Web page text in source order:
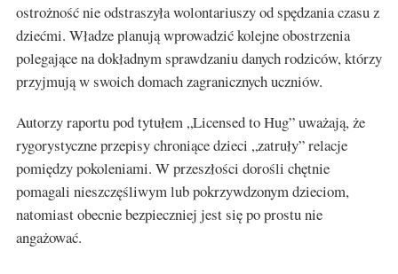
ostrożność nie odstraszyła wolontariuszy od spędzania czasu z
dziećmi. Władze planują wprowadzić kolejne obostrzenia
polegające na dokładnym sprawdzaniu danych rodziców, którzy
przyjmują w swoich domach zagranicznych uczniów.
Autorzy raportu pod tytułem „Licensed to Hug” uważają, że
rygorystyczne przepisy chroniące dzieci „zatruły” relacje
pomiędzy pokoleniami. W przeszłości dorośli chętnie
pomagali nieszczęśliwym lub pokrzywdzonym dzieciom,
natomiast obecnie bezpieczniej jest się po prostu nie
angażować.